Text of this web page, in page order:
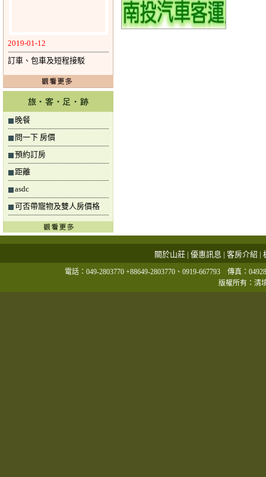
2019-01-12
訂車、包車及短程接駁
晚餐
問一下 房價
預約訂房
距離
asdc
可否帶寵物及雙人房價格
關於山莊 |優惠訊息 |客房介紹 |
電話：049-2803770 +88649-2803770、0919-667793 傳真：
版權所有